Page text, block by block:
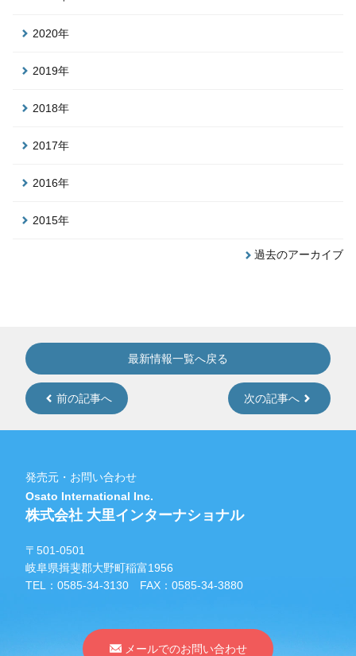
2020年
2019年
2018年
2017年
2016年
2015年
過去のアーカイブ
前の記事へ
最新情報一覧へ戻る
次の記事へ
発売元・お問い合わせ
Osato International Inc.
株式会社 大里インターナショナル
〒501-0501
岐阜県揖斐郡大野町稲富1956
TEL： 0585-34-3130 FAX：0585-34-3880
メールでのお問い合わせ